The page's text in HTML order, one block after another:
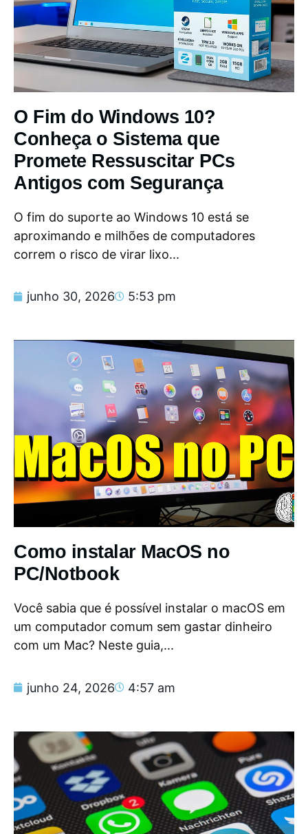
O Fim do Windows 10?
Conheça o Sistema que
Promete Ressuscitar PCs
Antigos com Segurança
O fim do suporte ao Windows 10 está se
aproximando e milhões de computadores
correm o risco de virar lixo...
junho 30, 2026 5:53 pm
Como instalar MacOS no
PC/Notbook
Você sabia que é possível instalar o macOS em
um computador comum sem gastar dinheiro
com um Mac? Neste guia,...
junho 24, 2026 4:57 am